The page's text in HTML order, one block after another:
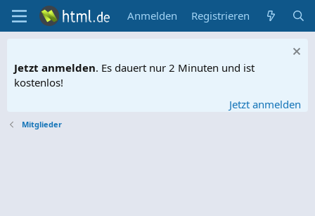
Anmelden Registrieren
Jetzt anmelden. Es dauert nur 2 Minuten und ist
kostenlos!
Jetzt anmelden
Mitglieder